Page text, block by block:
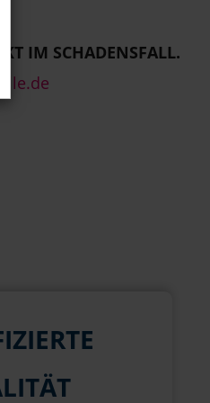
IM SCHADENSFALL.